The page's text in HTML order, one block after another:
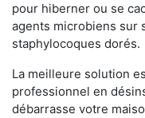
pour hiberner ou se
agents microbiens sur
staphylocoques dorés.
La meilleure solution
professionnel en
débarrasse votre